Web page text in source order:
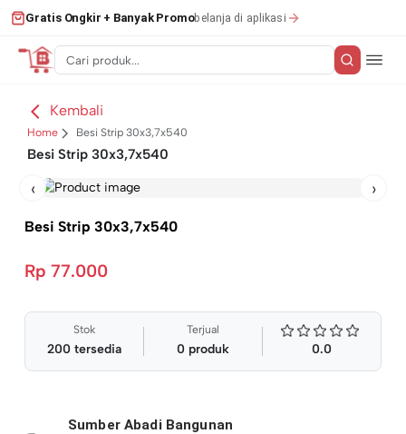
Gratis Ongkir + Banyak Promobelanja di aplikasi
Kembali
Home Besi Strip 30x3,7x540
Besi Strip 30x3,7x540
‹ ›
Besi Strip 30x3,7x540
Rp 77.000
Stok
200 tersedia
Terjual
0 produk 0.0
Sumber Abadi Bangunan